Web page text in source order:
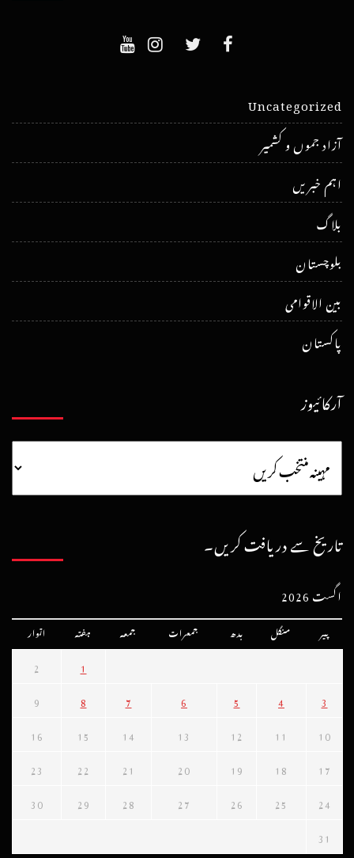
Uncategorized
آزاد جموں و کشمیر
اہم خبریں
بلاگ
بلوچستان
بین الاقوامی
پاکستان
آرکائیوز
تاریخ سے دریافت کریں۔
اگست 2026
پیر منگل بدھ جمعرات جمعہ ہفتہ اتوار
1
2
3
4
5
6
7
8
9
10
11
12
13
14
15
16
17
18
19
20
21
22
23
24
25
26
27
28
29
30
31